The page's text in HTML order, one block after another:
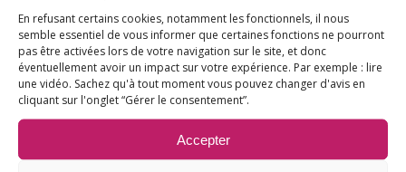
En refusant certains cookies, notamment les fonctionnels, il nous
semble essentiel de vous informer que certaines fonctions ne pourront
pas être activées lors de votre navigation sur le site, et donc
éventuellement avoir un impact sur votre expérience. Par exemple : lire
une vidéo. Sachez qu'à tout moment vous pouvez changer d'avis en
cliquant sur l'onglet “Gérer le consentement”.
Accepter
mes commentaires, êtes-vous d’accord ? Aucune
mention de la maladie d’Alzheimer ou d’autres
affections causées par une charge corporelle
élevée d’aluminium. L’article dans Decanter est
derrière un paywall et, en tant que tel, il ne sert à
prenez-le-moi si vous n’êtes pas en mesure de le